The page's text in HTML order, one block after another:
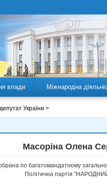
влади Міжнародна
України >
Масоріна Олена
по багатомандатному
Політична партія